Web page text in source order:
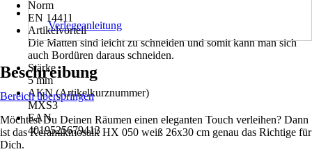
Norm
EN 14411
Artikelvorteil
Die Matten sind leicht zu schneiden und somit kann man sich
auch Bordüren daraus schneiden.
Stärke
5 mm
AKN (Artikelkurznummer)
MXS3
EAN
4019525679413
Verlegeanleitung
Beschreibung
Bereich überspringen
Möchtest Du Deinen Räumen einen eleganten Touch verleihen? Dann
ist das Keramikmosaik HX 050 weiß 26x30 cm genau das Richtige für
Dich.